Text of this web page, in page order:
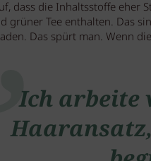
dass die Inhaltsstoffe eher
grüner Tee enthalten. Das
Das spürt man. Wenn
Ich arbeite